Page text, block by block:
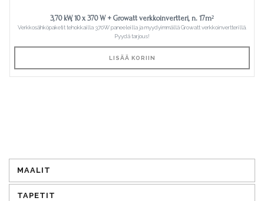
3,70 kW, 10 x 370 W + Growatt verkkoinvertteri, n. 17m²
Verkkosähköpaketit tehokkailla 370W paneeleilla ja myydyimmällä Growatt verkkoinvertterillä.
Pyydä tarjous!
LISÄÄ KORIIN
MAALIT
TAPETIT